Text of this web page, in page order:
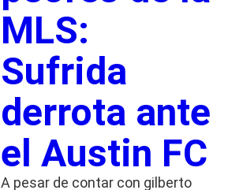
MLS:
Sufrida
derrota ante
el Austin FC
A pesar de contar con gilberto